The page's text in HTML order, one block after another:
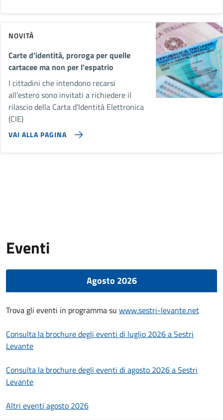
NOVITÀ
Carte d’identità, proroga per quelle
cartacee ma non per l’espatrio
I cittadini che intendono recarsi
all’estero sono invitati a richiedere il
rilascio della Carta d’Identità Elettronica
(CIE)
VAI ALLA PAGINA
Eventi
Agosto 2026
Trova gli eventi in programma su www.sestri-levante.net
Consulta la brochure degli eventi di luglio 2026 a Sestri
Levante
Consulta la brochure degli eventi di agosto 2026 a Sestri
Levante
Altri eventi agosto 2026